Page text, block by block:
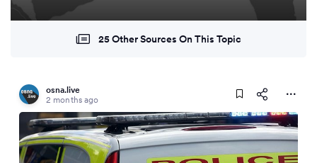
25 Other Sources On This Topic
osna.live
2 months ago